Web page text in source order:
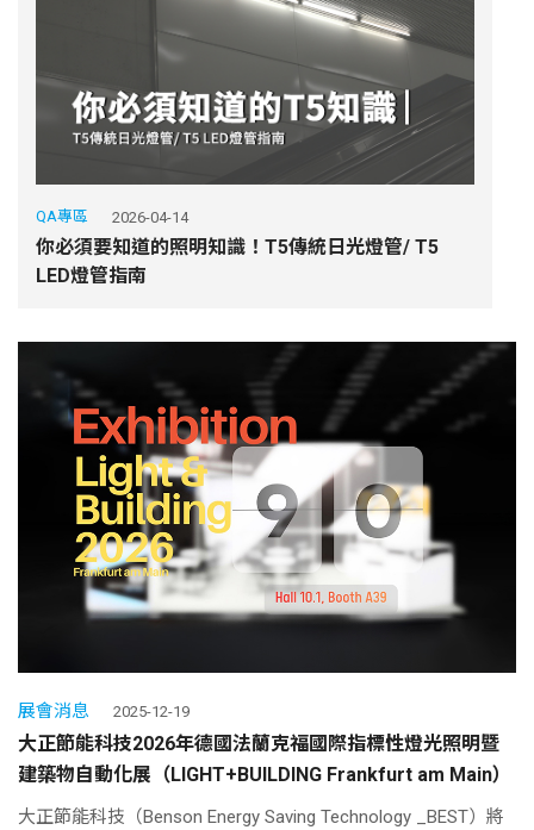
QA專區 2026-04-14
你必須要知道的照明知識！T5傳統日光燈管/ T5
LED燈管指南
展會消息 2025-12-19
大正節能科技2026年德國法蘭克福國際指標性燈光照明暨
建築物自動化展（LIGHT+BUILDING Frankfurt am Main）
大正節能科技（Benson Energy Saving Technology _BEST）將